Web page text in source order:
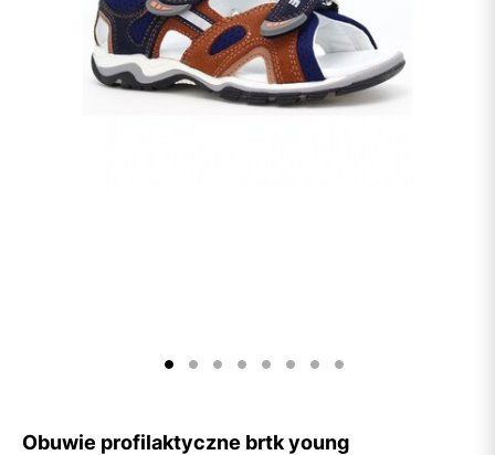
Obuwie profilaktyczne brtk young